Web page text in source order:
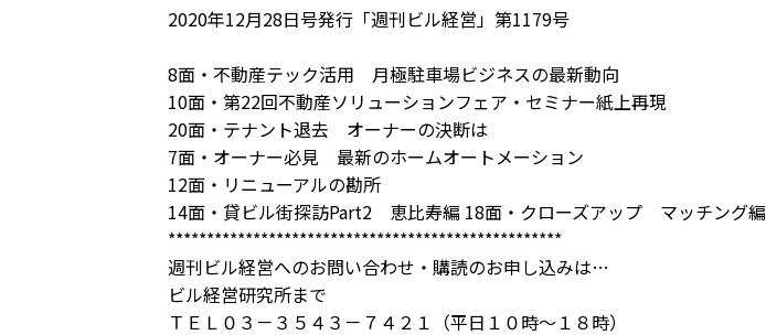
2020年12月28日号発行「週刊ビル経営」第1179号
8面・不動産テック活用 月極駐車場ビジネスの最新動向
10面・第22回不動産ソリューションフェア・セミナー紙上再現
20面・テナント退去 オーナーの決断は
7面・オーナー必見 最新のホームオートメーション
12面・リニューアルの勘所
14面・貸ビル街探訪Part2 恵比寿編 18面・クローズアップ マッチング編
***************************************************
週刊ビル経営へのお問い合わせ・購読のお申し込みは…
ビル経営研究所まで
ＴＥＬ０３－３５４３－７４２１（平日１０時～１８時）